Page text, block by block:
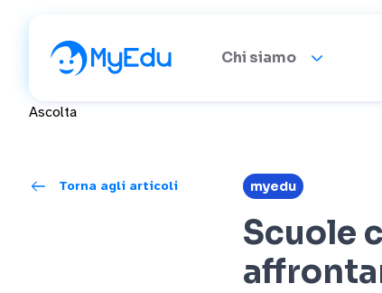
Chi siamo
Ascolta
Torna agli articoli myedu
Scuole